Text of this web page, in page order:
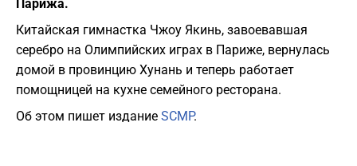
Парижа.
Китайская гимнастка Чжоу Якинь, завоевавшая
серебро на Олимпийских играх в Париже, вернулась
домой в провинцию Хунань и теперь работает
помощницей на кухне семейного ресторана.
Об этом пишет издание SCMP.